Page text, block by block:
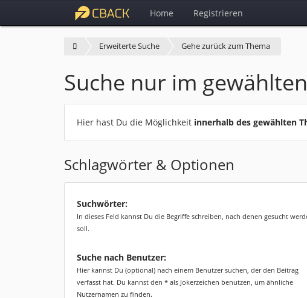
Home Registrieren
Erweiterte Suche Gehe zurück zum Thema
Suche nur im
Hier hast Du die Möglichkeit innerhalb des gewählten
Schlagwörter & Optionen
Suchwörter:
In dieses Feld kannst Du die Begriffe schreiben, nach denen gesucht
soll.
Suche nach Benutzer:
Hier kannst Du (optional) nach einem Benutzer suchen, der den Beitrag
verfasst hat. Du kannst den * als Jokerzeichen benutzen, um ähnliche
Nutzernamen zu finden.